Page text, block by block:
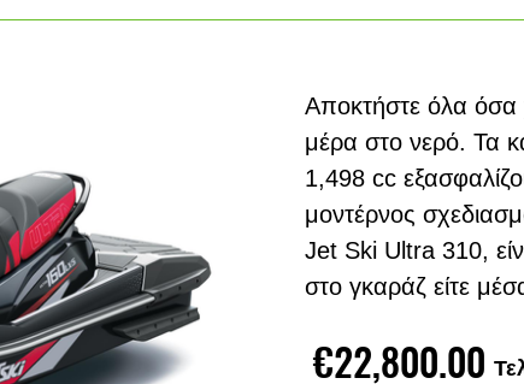
Αποκτήστε όλα όσα
μέρα στο νερό. Τα
1,498 cc
μοντέρνος
Jet Ski Ultra 310,
στο γκαράζ είτε
€22,800.00